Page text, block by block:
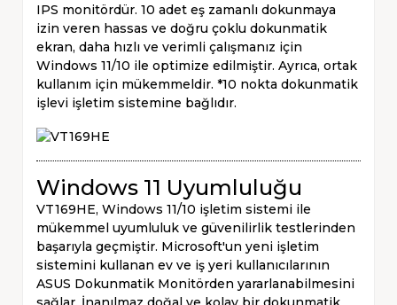
IPS monitördür. 10 adet eş zamanlı dokunmaya
izin veren hassas ve doğru çoklu dokunmatik
ekran, daha hızlı ve verimli çalışmanız için
Windows 11/10 ile optimize edilmiştir. Ayrıca, ortak
kullanım için mükemmeldir. *10 nokta dokunmatik
işlevi işletim sistemine bağlıdır.
Windows 11 Uyumluluğu
VT169HE, Windows 11/10 işletim sistemi ile
mükemmel uyumluluk ve güvenilirlik testlerinden
başarıyla geçmiştir. Microsoft'un yeni işletim
sistemini kullanan ev ve iş yeri kullanıcılarının
ASUS Dokunmatik Monitörden yararlanabilmesini